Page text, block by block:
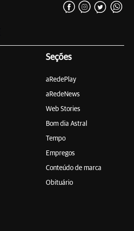
Seções
aRedePlay
aRedeNews
Web Stories
Bom dia Astral
Tempo
Empregos
Conteúdo de marca
Obituário